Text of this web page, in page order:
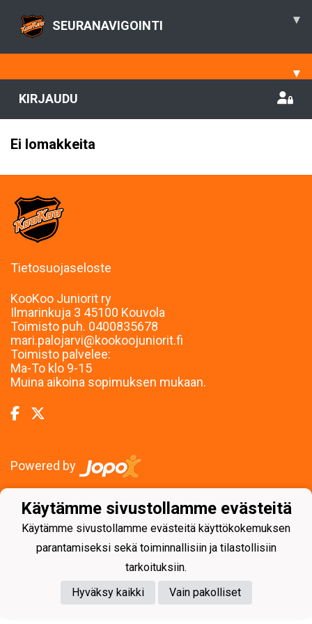
SEURANAVIGOINTI ▾
▾
KIRJAUDU
Ei lomakkeita
Tietosuojaseloste
KooKoo Juniorit ry
Ilmarinkuja 3 45100 Kouvola
Toimisto puh. 0400835678
mari.palojarvi@kookoojuniorit.fi
Toimisto palvelee:
Ma-To klo 9-15
Muina aikoina sopimuksen mukaan.
Powered by
Käytämme sivustollamme evästeitä
Käytämme sivustollamme evästeitä käyttökokemuksen
parantamiseksi sekä toiminnallisiin ja tilastollisiin
tarkoituksiin.
Hyväksy kaikki
Vain pakolliset